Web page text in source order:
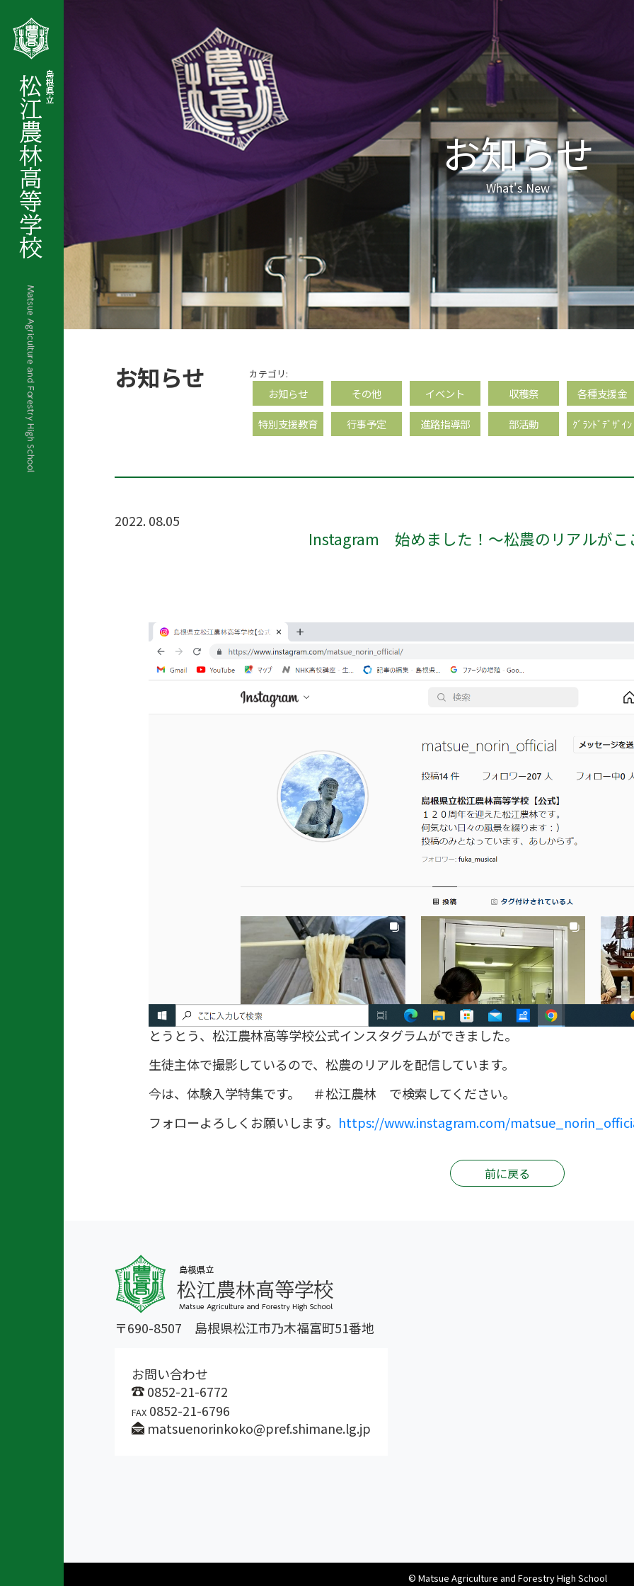
お知らせ
What's New
お知らせ カテゴリ:
お知らせ その他 イベント 収穫祭 各種支援金
特別支援教育 行事予定 進路指導部 部活動 ｸﾞﾗﾝﾄﾞﾃﾞｻﾞｲﾝ
2022. 08.05
Instagram 始めました！～松農のリアルがこ
とうとう、松江農林高等学校公式インスタグラムができました。
生徒主体で撮影しているので、松農のリアルを配信しています。
今は、体験入学特集です。 ＃松江農林 で検索してください。
フォローよろしくお願いします。 https://www.instagram.com/
前に戻る
〒690-8507 島根県松江市乃木福富町51番地
お問い合わせ
0852-21-6772
FAX 0852-21-6796
matsuenorinkoko@pref.shimane.lg.jp
© Matsue Agriculture and Forestry High School